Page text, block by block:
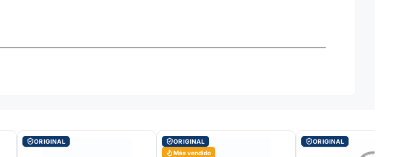
ORIGINAL
ORIGINAL
Más vendido
ORIGINAL